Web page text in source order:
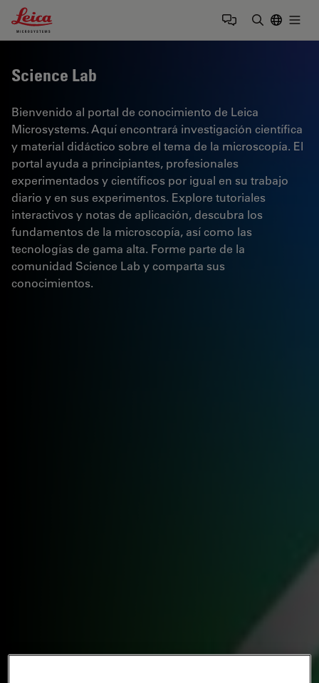
Leica Microsystems Logo
Science Lab
Bienvenido al portal de conocimiento de Leica
Microsystems. Aquí encontrará investigación científica
y material didáctico sobre el tema de la microscopía. El
portal ayuda a principiantes, profesionales
experimentados y científicos por igual en su trabajo
diario y en sus experimentos. Explore tutoriales
interactivos y notas de aplicación, descubra los
fundamentos de la microscopía, así como las
tecnologías de gama alta. Forme parte de la
comunidad Science Lab y comparta sus
conocimientos.